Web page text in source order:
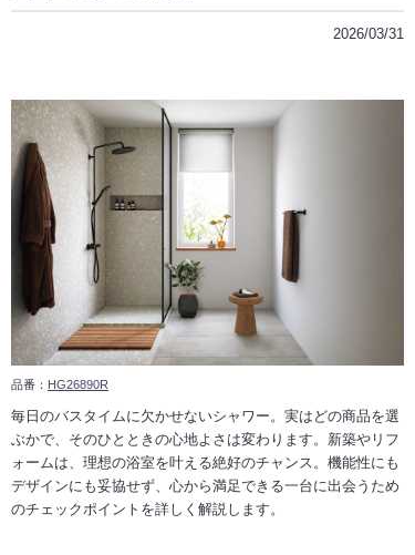
2026/03/31
品番： HG26890R
毎日のバスタイムに欠かせないシャワー。実はどの商品を選
ぶかで、そのひとときの心地よさは変わります。新築やリフ
ォームは、理想の浴室を叶える絶好のチャンス。機能性にも
デザインにも妥協せず、心から満足できる一台に出会うため
のチェックポイントを詳しく解説します。